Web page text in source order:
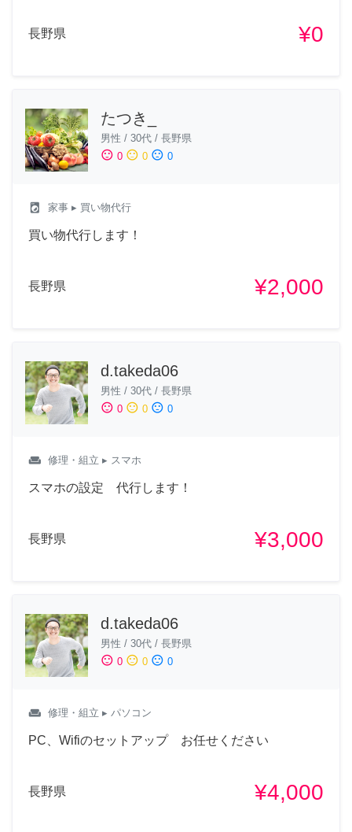
長野県 ¥0
たつき_
男性 / 30代 / 長野県
sentiment_satisfied 0 sentiment_neutral 0 sentiment_dissatisfied 0
local_laundry_service 家事 ▸ 買い物代行
買い物代行します！
長野県 ¥2,000
d.takeda06
男性 / 30代 / 長野県
sentiment_satisfied 0 sentiment_neutral 0 sentiment_dissatisfied 0
weekend 修理・組立 ▸ スマホ
スマホの設定 代行します！
長野県 ¥3,000
d.takeda06
男性 / 30代 / 長野県
sentiment_satisfied 0 sentiment_neutral 0 sentiment_dissatisfied 0
weekend 修理・組立 ▸ パソコン
PC、Wifiのセットアップ お任せください
長野県 ¥4,000